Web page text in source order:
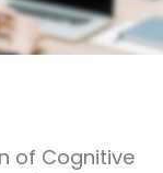
of Cognitive